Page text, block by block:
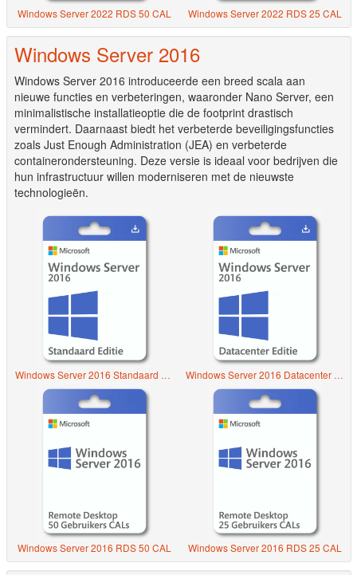
Windows Server 2022 RDS 50 CAL Windows Server 2022 RDS 25 CAL
Windows Server 2016
Windows Server 2016 introduceerde een breed scala aan
nieuwe functies en verbeteringen, waaronder Nano Server, een
minimalistische installatieoptie die de footprint drastisch
vermindert. Daarnaast biedt het verbeterde beveiligingsfuncties
zoals Just Enough Administration (JEA) en verbeterde
containerondersteuning. Deze versie is ideaal voor bedrijven die
hun infrastructuur willen moderniseren met de nieuwste
technologieën.
Windows Server 2016 Standaard Editie Windows Server 2016 Datacenter Editie
Windows Server 2016 RDS 50 CAL Windows Server 2016 RDS 25 CAL